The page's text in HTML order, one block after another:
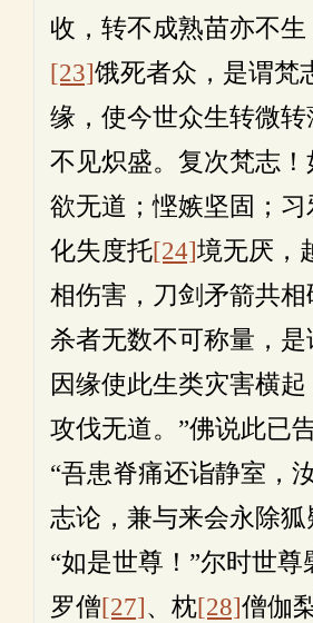
收，转不成熟苗亦不
[23]饿死者众，是谓梵
缘，使今世众生转微转
不见炽盛。复次梵志
欲无道；悭嫉坚固；
化失度托[24]境无厌，
相伤害，刀剑矛箭共相
杀者无数不可称量，
因缘使此生类灾害横
攻伐无道。”佛说此已
“吾患脊痛还诣静室，
志论，兼与来会永除狐
“如是世尊！”尔时世尊
罗僧[27]、枕[28]僧伽